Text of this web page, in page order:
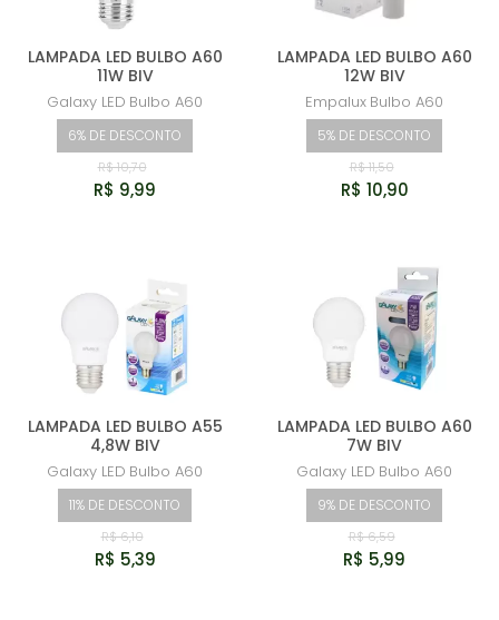
LAMPADA LED BULBO A60
11W BIV
Galaxy LED Bulbo A60
6% DE DESCONTO
R$ 10,70
R$ 9,99
LAMPADA LED BULBO A60
12W BIV
Empalux Bulbo A60
5% DE DESCONTO
R$ 11,50
R$ 10,90
LAMPADA LED BULBO A55
4,8W BIV
Galaxy LED Bulbo A60
11% DE DESCONTO
R$ 6,10
R$ 5,39
LAMPADA LED BULBO A60
7W BIV
Galaxy LED Bulbo A60
9% DE DESCONTO
R$ 6,59
R$ 5,99